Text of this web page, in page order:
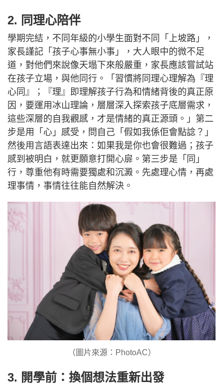
2. 同理心陪伴
學期完結，不同年級的小學生面對不同「上坡路」，
家長謹記「孩子心事無小事」，大人眼中的微不足
道，對他們來說像天塌下來般嚴重，家長應該嘗試站
在孩子立場，與他同行。「習慣將同理心理解為『理
心同』；『理』即理解孩子行為和情緒背後的真正原
因，要運用冰山理論，層層深入探索孩子底層需求，
這些深層的自我觀感，才是情緒的真正源頭。」第二
步是用「心」感受，問自己「假如我係佢會點諗？」
然後用言語表達出來：如果我是你也會很難過；孩子
感到被明白，就更願意打開心扉。第三步是「同」
行，尊重他有時需要獨處和沉澱。先處理心情，再處
理事情，事情往往能自然解決。
（圖片來源：PhotoAC）
3. 開學前：換個想法重新出發